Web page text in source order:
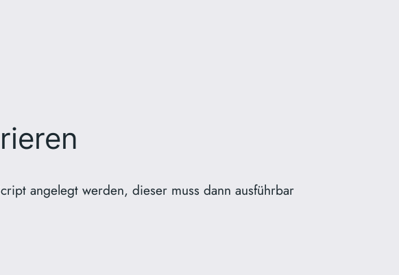
angelegt werden, dieser muss dann ausführbar